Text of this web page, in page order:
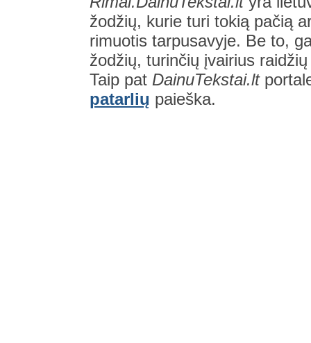
žodžių, kurie turi tokią pačią
rimuotis tarpusavyje. Be to,
žodžių, turinčių įvairius
Taip pat DainuTekstai.lt
patarlių paieška.